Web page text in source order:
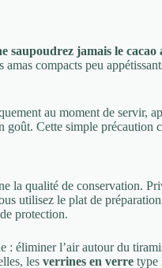
saupoudrez jamais le
amas compacts peu
au moment de servir,
goût. Cette simple précaution
la qualité de conservation.
utilisez le plat de
protection.
: éliminer l’air autour du
les verrines en verre type